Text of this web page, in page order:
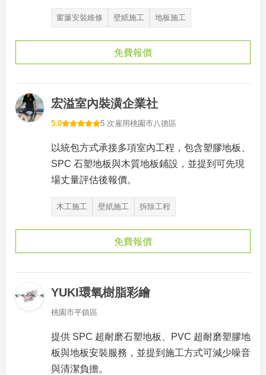
窗簾安裝維修 壁紙施工 地板施工
免費報價
宏溢室內裝潢企業社
5.0 5 次雇用桃園市八德區
以統包方式承接多項室內工程，包含塑膠地板、
SPC 石塑地板與木質地板鋪設，並提到可先現
場丈量評估後報價。
木工施工 壁紙施工 拆除工程
免費報價
YUKI環氧樹脂彩繪
桃園市平鎮區
提供 SPC 超耐磨石塑地板、PVC 超耐磨塑膠地
板與地板安裝服務，並提到施工方式可減少噪音
與清潔負擔。